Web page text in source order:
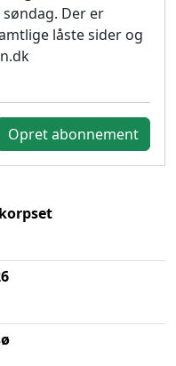
Der er
låste sider og